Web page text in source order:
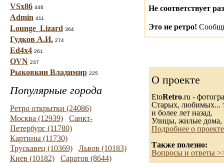
VSx86 446
Admin 411
Lounge_Lizard 364
Гудков А.И. 274
Ed4x4 261
OVN 237
Рыковкин Владимир 225
Популярные города
Ретро открытки (24086)
Москва (12939)
Санкт-
Петербург (11780)
Картины (11730)
Трускавец (10369)
Львов (10183)
Киев (10182)
Саратов (8644)
Не соответствует
Это не ретро!
О проекте
EtoRetro.ru -
Старых, любимых...
и более лет назад.
Улицы, жилые дома,
Подробнее о
Также полезно:
Вопросы и ответы